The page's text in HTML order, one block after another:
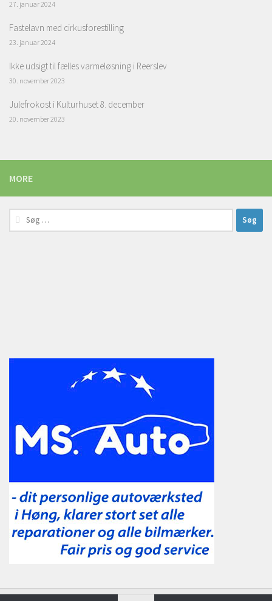
27. januar 2024
Fastelavn med cirkusforestilling
23. januar 2024
Ikke udsigt til fælles varmeløsning i Reerslev
30. november 2023
Julefrokost i Kulturhuset 8. december
20. november 2023
MORE
Søg
efter: